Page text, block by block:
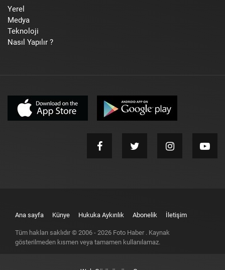
Yerel
Medya
Teknoloji
Nasıl Yapılır ?
Ana sayfa Künye Hukuka Aykırılık Abonelik İletişim
Tüm hakları saklıdır © 2006 - 2026 Foto Haber . Kaynak
gösterilmeden kısmen veya tamamen kullanılamaz.